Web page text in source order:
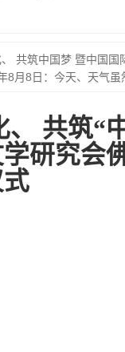
共筑中国梦 暨中国
8月8日：今天、天气
共筑“
研究会